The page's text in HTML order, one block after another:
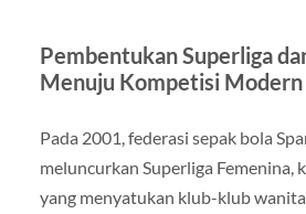
Pembentukan Superliga
Menuju Kompetisi Modern
Pada 2001, federasi sepak bola
meluncurkan Superliga Femenina,
yang menyatukan klub-klub